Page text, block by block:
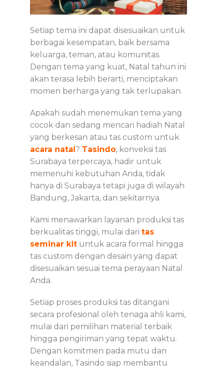
Setiap tema ini dapat disesuaikan untuk
berbagai kesempatan, baik bersama
keluarga, teman, atau komunitas.
Dengan tema yang kuat, Natal tahun ini
akan terasa lebih berarti, menciptakan
momen berharga yang tak terlupakan.
Apakah sudah menemukan tema yang
cocok dan sedang mencari hadiah Natal
yang berkesan atau tas custom untuk
acara natal? Tasindo, konveksi tas
Surabaya terpercaya, hadir untuk
memenuhi kebutuhan Anda, tidak
hanya di Surabaya tetapi juga di wilayah
Bandung, Jakarta, dan sekitarnya.
Kami menawarkan layanan produksi tas
berkualitas tinggi, mulai daritas
seminar kit untuk acara formal hingga
tas custom dengan desain yang dapat
disesuaikan sesuai tema perayaan Natal
Anda.
Setiap proses produksi tas ditangani
secara profesional oleh tenaga ahli kami,
mulai dari pemilihan material terbaik
hingga pengiriman yang tepat waktu.
Dengan komitmen pada mutu dan
keandalan, Tasindo siap membantu